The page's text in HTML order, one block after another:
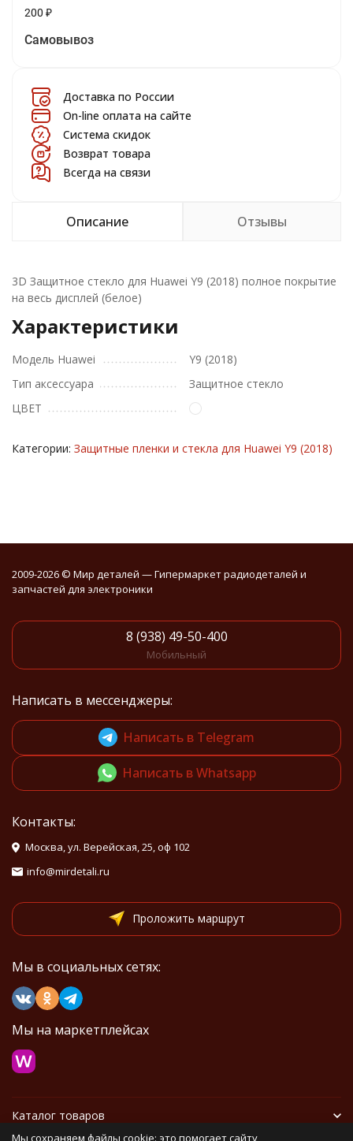
200 ₽
Самовывоз
Доставка по России
On-line оплата на сайте
Система скидок
Возврат товара
Всегда на связи
Описание Отзывы
3D Защитное стекло для Huawei Y9 (2018) полное покрытие
на весь дисплей (белое)
Характеристики
Модель Huawei
Y9 (2018)
Тип аксессуара
Защитное стекло
ЦВЕТ
Категории: Защитные пленки и стекла для Huawei Y9 (2018)
2009-2026 © Мир деталей — Гипермаркет радиодеталей и
запчастей для электроники
8 (938) 49-50-400
Мобильный
Написать в мессенджеры:
Написать в Telegram
Написать в Whatsapp
Контакты:
Москва, ул. Верейская, 25, оф 102
info@mirdetali.ru
Проложить маршрут
Мы в социальных сетях:
Мы на маркетплейсах
Каталог товаров
Мы сохраняем файлы cookie: это помогает сайту